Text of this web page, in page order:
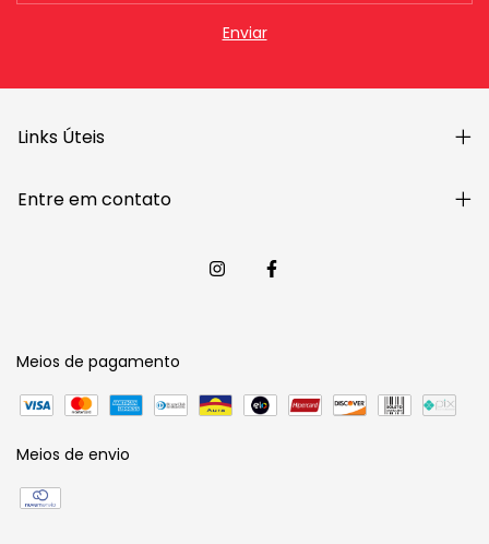
Links Úteis
Entre em contato
Meios de pagamento
Meios de envio